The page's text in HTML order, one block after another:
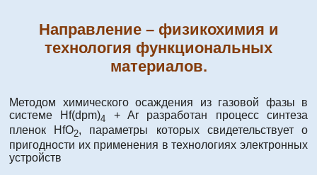
Направление – физикохимия и
технология функциональных
материалов.
Методом химического осаждения из газовой фазы в
системе Hf(dpm)4 + Ar разработан процесс синтеза
пленок HfO2, параметры которых свидетельствует о
пригодности их применения в технологиях электронных
устройств